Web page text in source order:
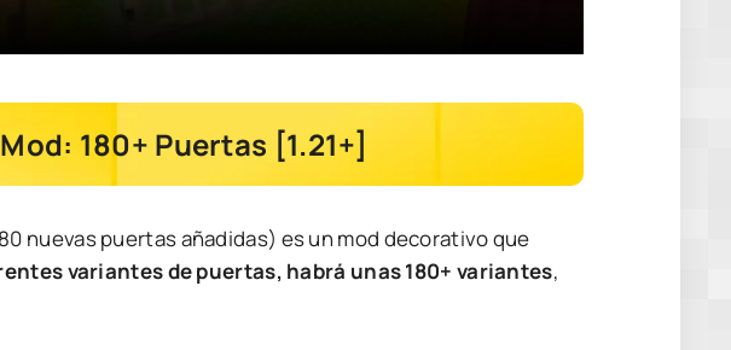
180+ Puertas [1.21+]
nuevas puertas añadidas) es un mod decorativo que
variantes de puertas, habrá unas 180+ variantes,